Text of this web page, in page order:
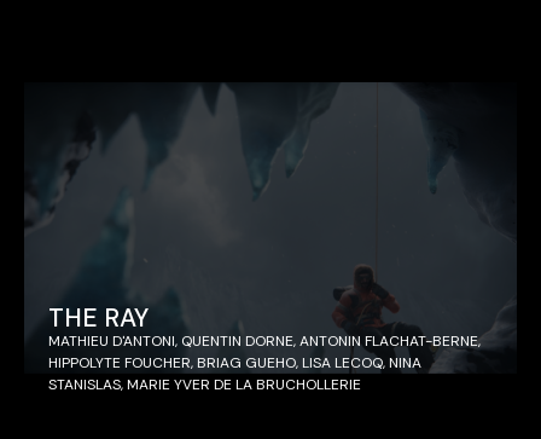
THE RAY
MATHIEU D'ANTONI, QUENTIN DORNE, ANTONIN FLACHAT-BERNE,
HIPPOLYTE FOUCHER, BRIAG GUEHO, LISA LECOQ, NINA
STANISLAS, MARIE YVER DE LA BRUCHOLLERIE